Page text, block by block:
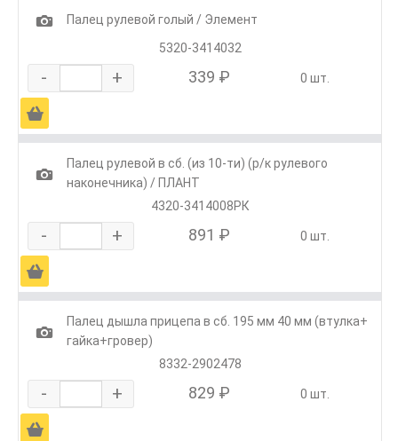
1
Палец рулевой голый / Элемент
5320-3414032
- + 339 ₽ 0 шт.
Ä
1
Палец рулевой в сб. (из 10-ти) (р/к рулевого
наконечника) / ПЛАНТ
4320-3414008РК
- + 891 ₽ 0 шт.
Ä
1
Палец дышла прицепа в сб. 195 мм 40 мм (втулка+
гайка+гровер)
8332-2902478
- + 829 ₽ 0 шт.
Ä